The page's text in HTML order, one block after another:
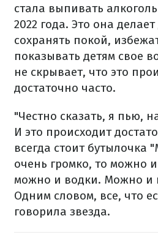
стала выпивать
2022 года. Это она
сохранять покой,
показывать детям свое
не скрывает, что это
достаточно часто.
"Честно сказать, я пью,
И это происходит
всегда стоит бутылочка
очень громко, то можно
можно и водки. Можно и
Одним словом, все, что
говорила звезда.